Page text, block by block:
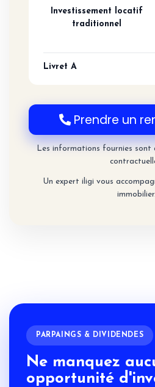
Investissement locatif
traditionnel
Livret A
Prendre un
Les informations fournies
Un expert iligi vous
immobilier.
PARPAINGS & DIVIDENDES
Ne manquez
opportunité